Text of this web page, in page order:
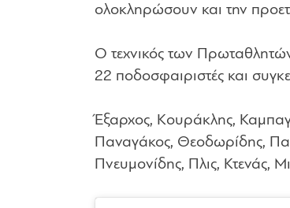
ολοκληρώσουν και την
Ο τεχνικός των
22 ποδοσφαιριστές και
Έξαρχος, Κουράκλης,
Παναγάκος, Θεοδωρίδης,
Πνευμονίδης, Πλις, Κτενάς,